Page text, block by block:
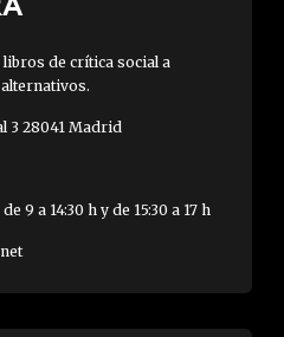
de crítica social a
3 28041 Madrid
9 a 14:30 h y de 15:30 a 17 h